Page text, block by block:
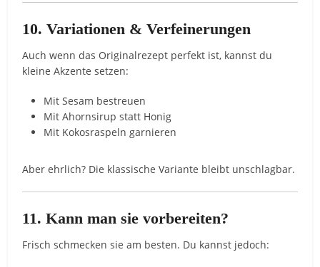
10. Variationen & Verfeinerungen
Auch wenn das Originalrezept perfekt ist, kannst du
kleine Akzente setzen:
Mit Sesam bestreuen
Mit Ahornsirup statt Honig
Mit Kokosraspeln garnieren
Aber ehrlich? Die klassische Variante bleibt unschlagbar.
11. Kann man sie vorbereiten?
Frisch schmecken sie am besten. Du kannst jedoch: